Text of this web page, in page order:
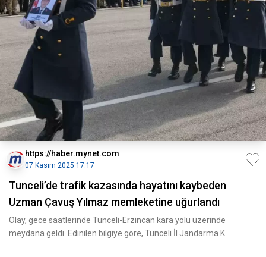
https://haber.mynet.com
07 Kasım 2025 17:17
Tunceli’de trafik kazasında hayatını kaybeden
Uzman Çavuş Yılmaz memleketine uğurlandı
Olay, gece saatlerinde Tunceli-Erzincan kara yolu üzerinde
meydana geldi. Edinilen bilgiye göre, Tunceli İl Jandarma K